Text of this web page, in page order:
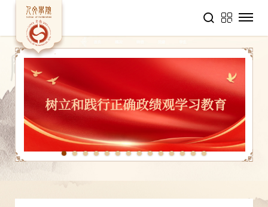
4 5 6 7 8 9 10 11 12 13 14